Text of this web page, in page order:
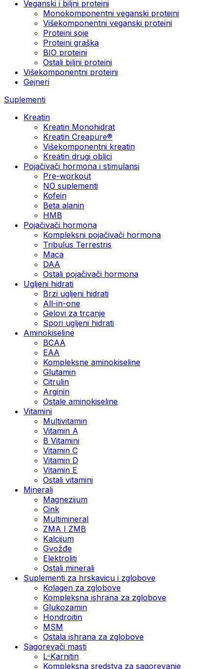
Veganski i biljni proteini
Monokomponentni veganski proteini
Višekomponentni veganski proteini
Proteini soje
Proteini graška
BIO proteini
Ostali biljni proteini
Višekomponentni proteini
Gejneri
Suplementi
Kreatin
Kreatin Monohidrat
Kreatin Creapure®
Višekomponentni kreatin
Kreatin drugi oblici
Pojačivači hormona i stimulansi
Pre-workout
NO suplementi
Kofein
Beta alanin
HMB
Pojačivači hormona
Kompleksni pojačivači hormona
Tribulus Terrestris
Maca
DAA
Ostali pojačivači hormona
Ugljeni hidrati
Brzi ugljeni hidrati
All-in-one
Gelovi za trcanje
Spori ugljeni hidrati
Aminokiseline
BCAA
ЕАА
Kompleksne aminokiseline
Glutamin
Citrulin
Arginin
Ostale aminokiseline
Vitamini
Multivitamin
Vitamin A
B Vitamini
Vitamin C
Vitamin D
Vitamin E
Ostali vitamini
Minerali
Magnezijum
Cink
Multimineral
ZMA I ZMB
Kalcijum
Gvožđe
Elektroliti
Ostali minerali
Suplementi za hrskavicu i zglobove
Kolagen za zglobove
Kompleksna ishrana za zglobove
Glukozamin
Hondroitin
MSM
Ostala ishrana za zglobove
Sagorevači masti
L-Karnitin
Kompleksna sredstva za sagorevanje